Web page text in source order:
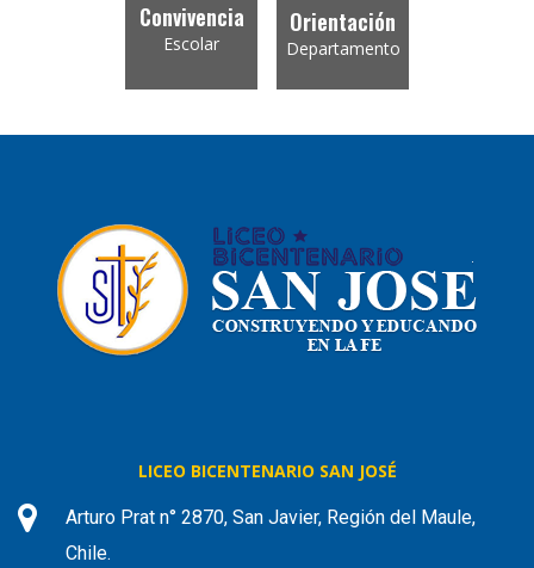
Convivencia
Escolar
Orientación
Departamento
LICEO BICENTENARIO SAN JOSÉ
Arturo Prat n° 2870, San Javier, Región del Maule,
Chile.